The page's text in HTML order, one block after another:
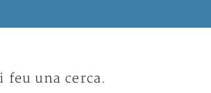
feu una cerca.